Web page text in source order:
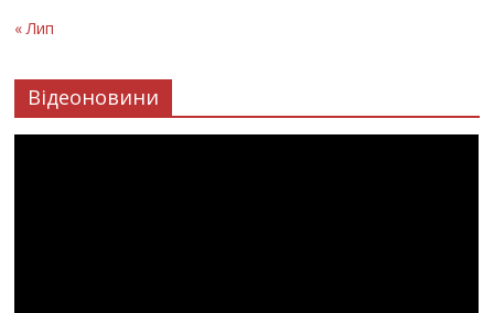
« Лип
Відеоновини